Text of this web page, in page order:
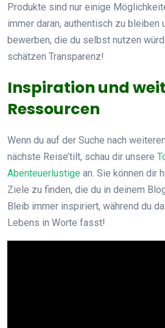
Produkte sind nur einige
immer daran, authentisch zu bleiben
bewerben, die du selbst nutzen
schätzen Transparenz!
Inspiration und
Ressourcen
Wenn du auf der Suche nach
nächste Reise’tilt, schau dir unsere
Abenteuerlustige an. Sie können dir
Ziele zu finden, die du in deinem
Bleib immer inspiriert, während du
Lebens in Worte fasst!